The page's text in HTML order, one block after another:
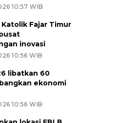
10:57 WIB
Fajar Timur
inovasi
10:56 WIB
libatkan 60
ekonomi
10:56 WIB